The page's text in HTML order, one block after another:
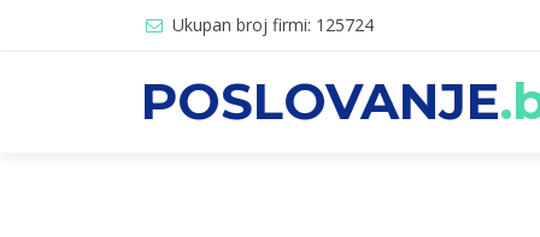
Ukupan broj firmi: 125724
POSLOVANJE